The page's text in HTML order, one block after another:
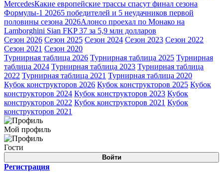
MercedesКакие европейские трассы спасут финал сезона
Формулы-1 20265 победителей и 5 неудачников первой
половины сезона 2026Алонсо проехал по Монако на
Lamborghini Sian FKP 37 за 5,9 млн долларов
Сезон 2026 Сезон 2025 Сезон 2024 Сезон 2023 Сезон 2022
Сезон 2021 Сезон 2020
Турнирная таблица 2026 Турнирная таблица 2025 Турнирная
таблица 2024 Турнирная таблица 2023 Турнирная таблица
2022 Турнирная таблица 2021 Турнирная таблица 2020
Кубок конструкторов 2026 Кубок конструкторов 2025 Кубок
конструкторов 2024 Кубок конструкторов 2023 Кубок
конструкторов 2022 Кубок конструкторов 2021 Кубок
конструкторов 2021
Мой профиль
Гости
Войти
Регистрация